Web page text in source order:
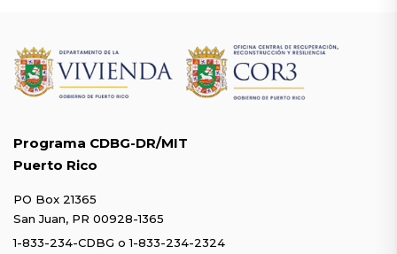
Programa CDBG-DR/MIT
Puerto Rico
PO Box 21365
San Juan, PR 00928-1365
1-833-234-CDBG o1-833-234-2324